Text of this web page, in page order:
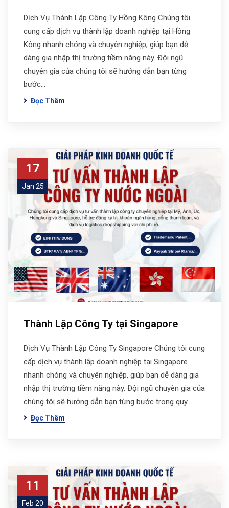
Dịch Vụ Thành Lập Công Ty Hồng Kông Chúng tôi
cung cấp dịch vụ thành lập doanh nghiệp tại Hồng
Kông nhanh chóng và chuyên nghiệp, giúp bạn dễ
dàng gia nhập thị trường tiềm năng này. Đội ngũ
chuyên gia của chúng tôi sẽ hướng dẫn bạn từng
bước…
Đọc Thêm
17
Jan 25
Thành Lập Công Ty tại Singapore
Dịch Vụ Thành Lập Công Ty Singapore Chúng tôi cung
cấp dịch vụ thành lập doanh nghiệp tại Singapore
nhanh chóng và chuyên nghiệp, giúp bạn dễ dàng gia
nhập thị trường tiềm năng này. Đội ngũ chuyên gia của
chúng tôi sẽ hướng dẫn bạn từng bước trong quy…
Đọc Thêm
11
Feb 20